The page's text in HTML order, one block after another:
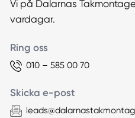
Vi på Dalarnas
vardagar.
Ring oss
010 – 585 00 70
Skicka e-post